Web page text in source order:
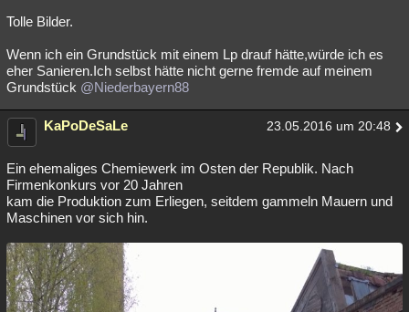
Tolle Bilder.
Wenn ich ein Grundstück mit einem Lp drauf hätte,würde ich es
eher Sanieren.Ich selbst hätte nicht gerne fremde auf meinem
Grundstück @Niederbayern88
KaPoDeSaLe 23.05.2016 um 20:48
Ein ehemaliges Chemiewerk im Osten der Republik. Nach
Firmenkonkurs vor 20 Jahren
kam die Produktion zum Erliegen, seitdem gammeln Mauern und
Maschinen vor sich hin.